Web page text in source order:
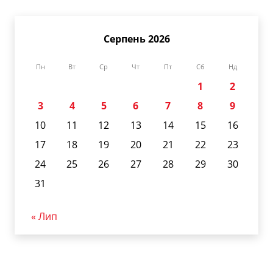
Серпень 2026
Пн Вт Ср Чт Пт Сб Нд
1
2
3
4 5 6 7 8
9
10
11 12 13 14 15
16
17
18 19 20 21 22
23
24
25 26 27 28 29
30
31
« Лип